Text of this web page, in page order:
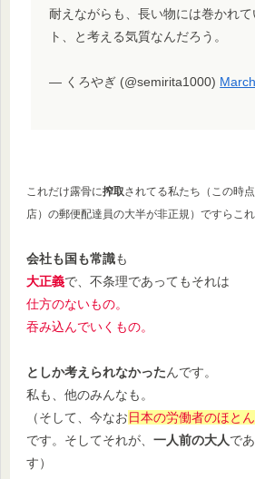
耐えながらも、長い物には巻かれ
ト、と考える気質なんだろう。
— くろやぎ (@semirita1000)
これだけ露骨に搾取されてる私たち（この時
店）の郵便配達員の大半が非正規）ですらこ
会社も国も常識も
大正義で、不条理であってもそれは
仕方のないもの。
吞み込んでいくもの。
としか考えられなかったんです。
私も、他のみんなも。
（そして、今なお日本の労働者のほと
です。そしてそれが、 一人前の大人であ
す）